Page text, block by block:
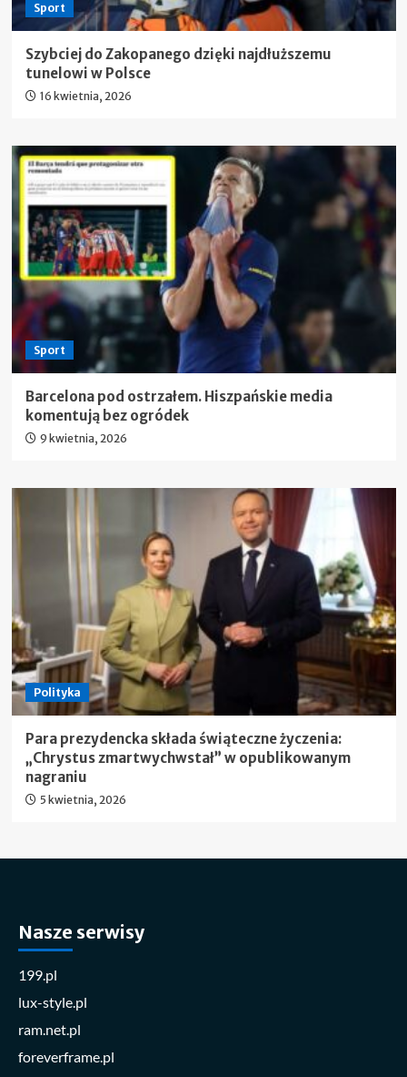
Sport
Szybciej do Zakopanego dzięki najdłuższemu
tunelowi w Polsce
16 kwietnia, 2026
Sport
Barcelona pod ostrzałem. Hiszpańskie media
komentują bez ogródek
9 kwietnia, 2026
Polityka
Para prezydencka składa świąteczne życzenia:
„Chrystus zmartwychwstał” w opublikowanym
nagraniu
5 kwietnia, 2026
Nasze serwisy
199.pl
lux-style.pl
ram.net.pl
foreverframe.pl